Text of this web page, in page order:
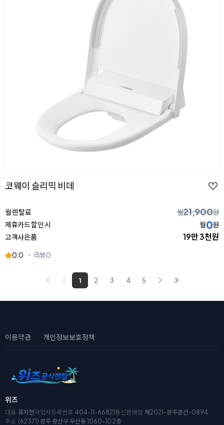
코웨이 슬리믹 비데
월 렌탈료 월21,900원
제휴카드 할인 시
월0원
고객사은품
19만 3천원
0.0 리뷰0
1 2 3 4 5
이용약관 개인정보보호정책
위즈
대표 류지현사업자등록번호 404-11-66821 통신판매업 제2021-광주광산-0894
주소 (62371) 광주 광산구 우산동 1060-10 2층